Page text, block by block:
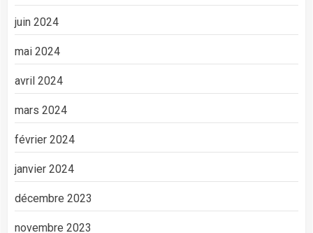
juin 2024
mai 2024
avril 2024
mars 2024
février 2024
janvier 2024
décembre 2023
novembre 2023